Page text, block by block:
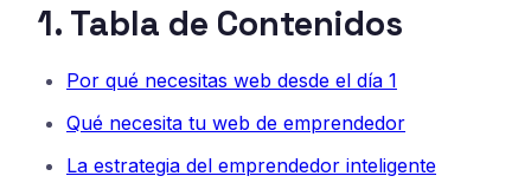
1. Tabla de Contenidos
Por qué necesitas web desde el día 1
Qué necesita tu web de emprendedor
La estrategia del emprendedor inteligente